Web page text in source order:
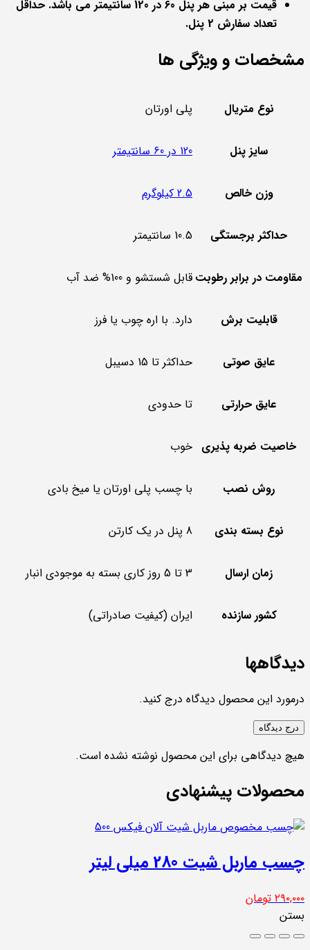
قیمت بر مبنی هر پنل 60 در 120 سانتیمتر می باشد. حداقل
تعداد سفارش 2 پنل.
مشخصات و ویژگی ها
نوع متریال پلی اورتان
سایز پنل 120 در 60 سانتیمتر
وزن خالص 2.5 کیلوگرم
حداکثر برجستگی 10.5 سانتیمتر
مقاومت در برابر رطوبت قابل شستشو و 100% ضد آب
قابلیت برش دارد. با اره چوب یا فرز
عایق صوتی حداکثر تا 15 دسیبل
عایق حرارتی تا حدودی
خاصیت ضربه پذیری خوب
روش نصب با چسب پلی اورتان یا میخ بادی
نوع بسته بندی 8 پنل در یک کارتن
زمان ارسال 3 تا 5 روز کاری بسته به موجودی انبار
کشور سازنده ایران (کیفیت صادراتی)
دیدگاهها
درمورد این محصول دیدگاه درج کنید.
درج دیدگاه
هیچ دیدگاهی برای این محصول نوشته نشده است.
محصولات پیشنهادی
چسب ماربل شیت 280 میلی لیتر
۲۹۰,۰۰۰ تومان
بستن